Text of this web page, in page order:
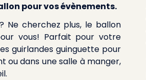
pour vos évènements.
Ne cherchez plus, le ballon
vous! Parfait pour votre
guirlandes guinguette pour
ou dans une salle à manger,